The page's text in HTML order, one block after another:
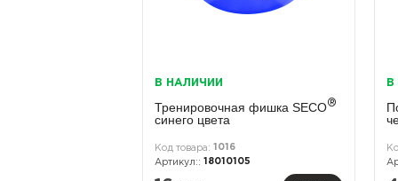
В НАЛИЧИИ
Тренировочная фишка SECO®
синего цвета
1016
18010105
В